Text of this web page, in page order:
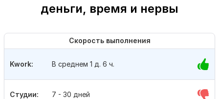
деньги, время и нервы
Скорость выполнения
Студии: 7 - 30 дней
Kwork: В среднем 1 д. 6 ч.